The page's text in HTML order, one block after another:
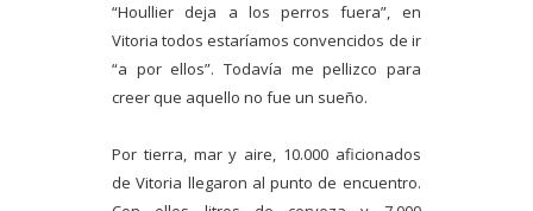
“Houllier deja a los perros fuera”, en
Vitoria todos estaríamos convencidos de ir
“a por ellos”. Todavía me pellizco para
creer que aquello no fue un sueño.
Por tierra, mar y aire, 10.000 aficionados
de Vitoria llegaron al punto de encuentro.